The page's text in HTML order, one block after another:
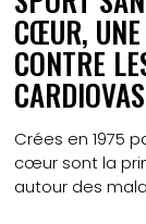
CŒUR,
CONTRE
Crées en 1975
cœur sont la
autour des